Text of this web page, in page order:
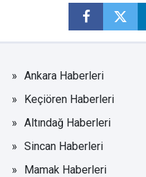
Ankara Haberleri
Keçiören Haberleri
Altındağ Haberleri
Sincan Haberleri
Mamak Haberleri